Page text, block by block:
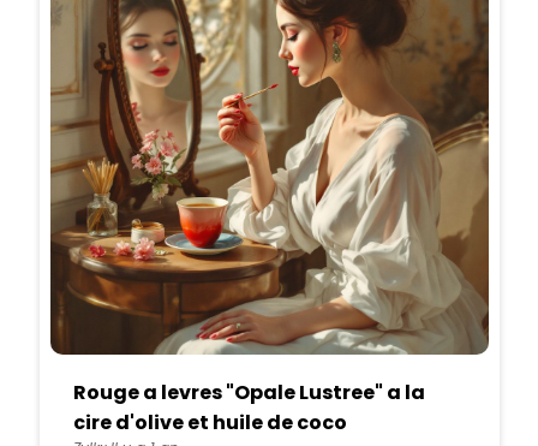
Rouge a levres "Opale Lustree" a la
cire d'olive et huile de coco